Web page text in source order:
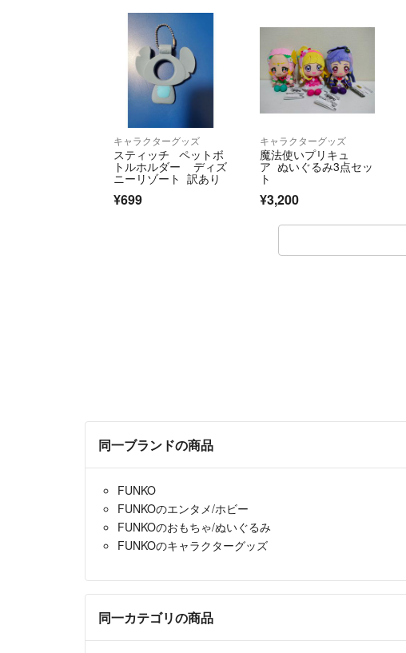
キャラクターグッズ
スティッチ ペットボ
トルホルダー ディズ
ニーリゾート 訳あり
¥699
キャラクターグッズ
魔法使いプリキュ
ア ぬいぐるみ3点セッ
ト
¥3,200
同一ブランドの商品
FUNKO
FUNKOのエンタメ/ホビー
FUNKOのおもちゃ/ぬいぐるみ
FUNKOのキャラクターグッズ
同一カテゴリの商品